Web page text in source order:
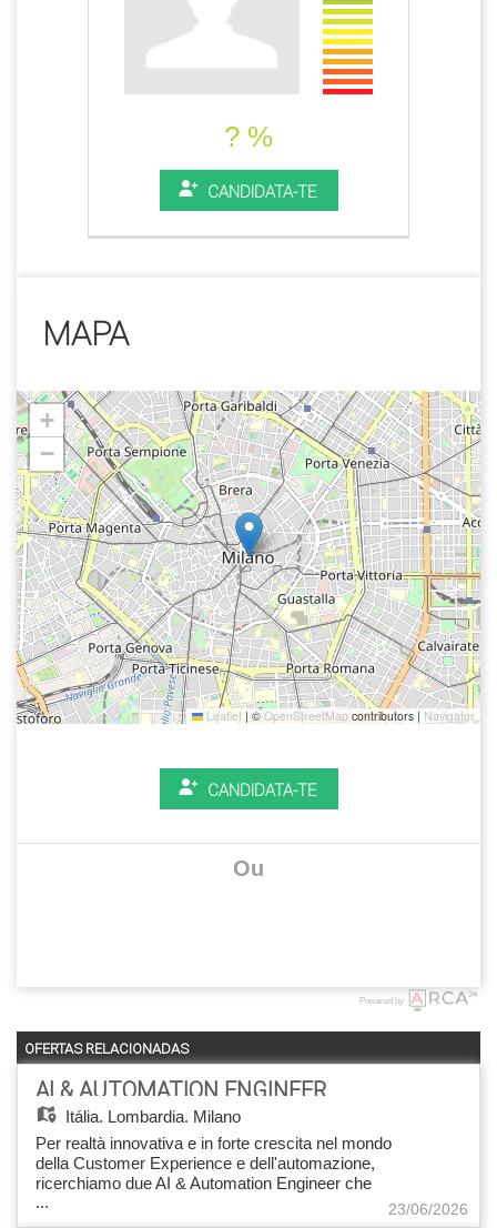
? %
CANDIDATA-TE
MAPA
+
−
Leaflet | ©OpenStreetMapcontributors | Navigator
CANDIDATA-TE
Ou
Powered by
OFERTAS RELACIONADAS
AI & AUTOMATION ENGINEER
Itália, Lombardia, Milano
Per realtà innovativa e in forte crescita nel mondo
della Customer Experience e dell'automazione,
ricerchiamo due AI & Automation Engineer che
entreranno a far parte di un team specializzato
nello sviluppo di soluzioni avanzate di
... 23/06/2026